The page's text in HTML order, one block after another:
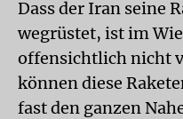
Dass der Iran seine
wegrüstet, ist im
offensichtlich nicht
können diese
fast den ganzen